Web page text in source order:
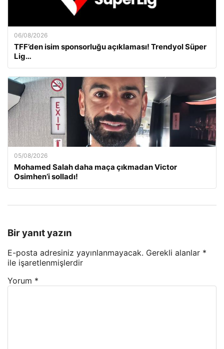
06/08/2026
TFF’den isim sponsorluğu açıklaması! Trendyol Süper
Lig…
05/08/2026
Mohamed Salah daha maça çıkmadan Victor
Osimhen’i solladı!
Bir yanıt yazın
E-posta adresiniz yayınlanmayacak. Gerekli alanlar *
ile işaretlenmişlerdir
Yorum *